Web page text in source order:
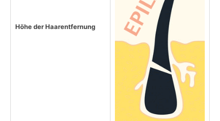
Höhe der Haarentfernung